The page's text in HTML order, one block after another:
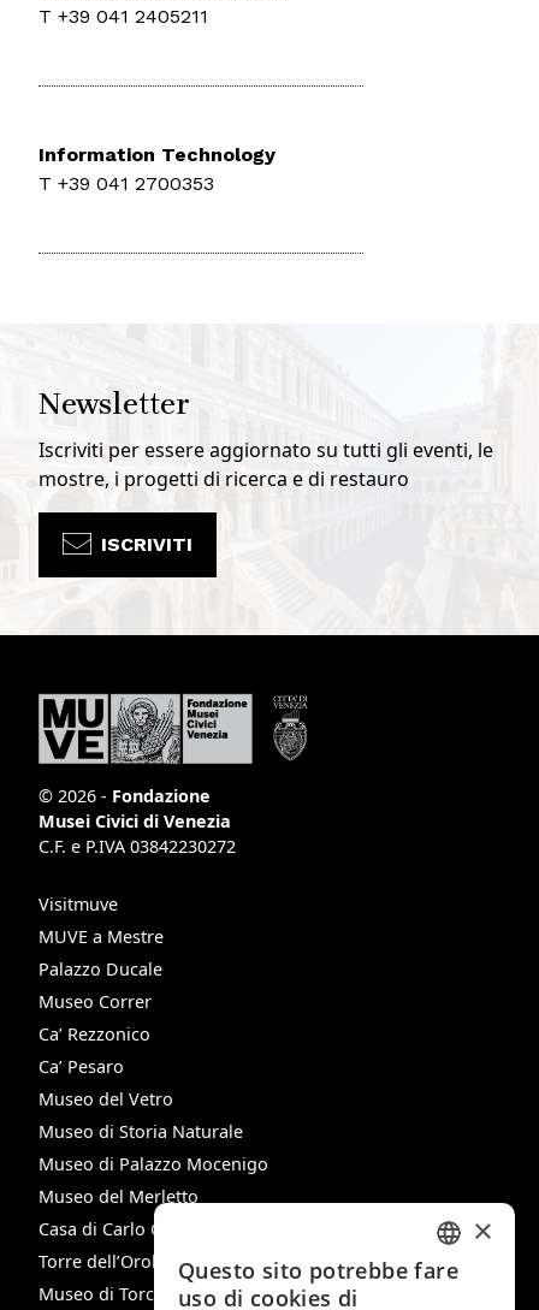
T +39 041 2405211
Information Technology
T +39 041 2700353
Newsletter
Iscriviti per essere aggiornato su tutti gli eventi, le
mostre, i progetti di ricerca e di restauro
ISCRIVITI
© 2026 - Fondazione
Musei Civici di Venezia
C.F. e P.IVA 03842230272
Visitmuve
MUVE a Mestre
Palazzo Ducale
Museo Correr
Ca’ Rezzonico
Ca’ Pesaro
Museo del Vetro
Museo di Storia Naturale
Museo di Palazzo Mocenigo
Museo del Merletto
Casa di Carlo Goldoni
Torre dell’Orologio
Museo di Torcello
ITALIAN
×
Questo sito potrebbe fare
uso di cookies di